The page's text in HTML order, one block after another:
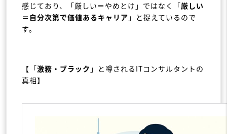
感じており、「厳しい＝やめとけ」ではなく「厳しい
＝自分次第で価値あるキャリア 」と捉えているので
す。
【「激務・ブラック 」と噂されるITコンサルタントの
真相】